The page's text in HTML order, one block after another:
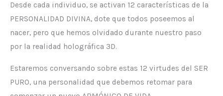
Desde cada individuo, se activan 12 características de la
PERSONALIDAD DIVINA, dote que todos poseemos al
nacer, pero que hemos olvidado durante nuestro paso
por la realidad holográfica 3D.
Estaremos conversando sobre estas 12 virtudes del SER
PURO, una personalidad que debemos retomar para